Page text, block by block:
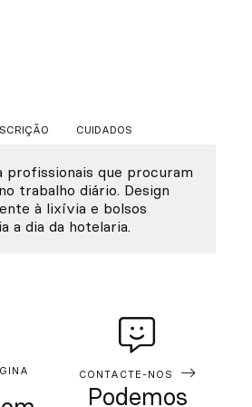
CUIDADOS
que procuram
trabalho diário. Design
à lixívia e bolsos
a dia da hotelaria.
CONTACTE-NOS
Podemos